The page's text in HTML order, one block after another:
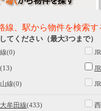
線、駅から物件を検索す
てください（最大3つまで）
(0)
(13)
線(0)
牟田線(433)